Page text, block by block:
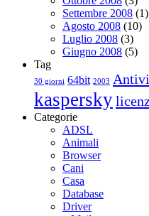
Settembre 2008 (1)
Agosto 2008 (10)
Luglio 2008 (3)
Giugno 2008 (5)
Tag
30 giorni 64bit 2003
kaspersky
Categorie
ADSL
Animali
Browser
Cani
Casa
Database
Driver